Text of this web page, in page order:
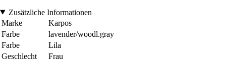
Zusätzliche Informationen
Marke
Karpos
Farbe
lavender/woodl.gray
Farbe
Lila
Geschlecht
Frau